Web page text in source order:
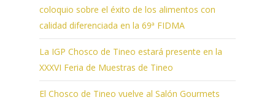
coloquio sobre el éxito de los alimentos con
calidad diferenciada en la 69ª FIDMA
La IGP Chosco de Tineo estará presente en la
XXXVI Feria de Muestras de Tineo
El Chosco de Tineo vuelve al Salón Gourmets